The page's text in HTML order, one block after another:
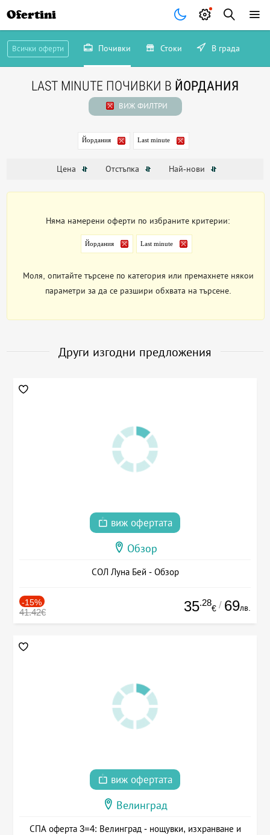
Ofertini
Всички оферти Почивки Стоки В града
LAST MINUTE ПОЧИВКИ В ЙОРДАНИЯ
ВИЖ ФИЛТРИ
Йордания Last minute
Цена Отстъпка Най-нови
Няма намерени оферти по избраните критерии:
Йордания Last minute
Моля, опитайте търсене по категория или премахнете някои
параметри за да се разшири обхвата на търсене.
Други изгодни предложения
виж офертата
Обзор
СОЛ Луна Бей - Обзор
-15%
41.42€ 35.28
€ / 69лв.
виж офертата
Велинград
СПА оферта 3=4: Велинград - нощувки, изхранване и